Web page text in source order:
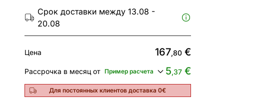
Срок доставки между 13.08 -
20.08
Цена 167,80€
Рассрочка в месяц от Пример расчета 5,37€
Для постоянных клиентов доставка 0€